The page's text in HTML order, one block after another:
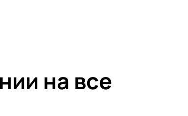
на все